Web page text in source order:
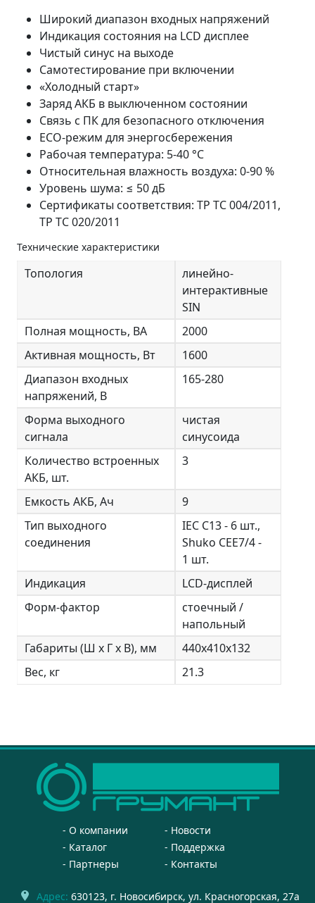
Широкий диапазон входных напряжений
Индикация состояния на LCD дисплее
Чистый синус на выходе
Самотестирование при включении
«Холодный старт»
Заряд АКБ в выключенном состоянии
Связь с ПК для безопасного отключения
ECO-режим для энергосбережения
Рабочая температура: 5-40 °C
Относительная влажность воздуха: 0-90 %
Уровень шума: ≤ 50 дБ
Сертификаты соответствия: ТР ТС 004/2011,
ТР ТС 020/2011
Технические характеристики
Топология
линейно-
интерактивные
SIN
Полная мощность, ВА
2000
Активная мощность, Вт
1600
Диапазон входных
напряжений, В
165-280
Форма выходного
сигнала
чистая
синусоида
Количество встроенных
АКБ, шт.
3
Емкость АКБ, Ач
9
Тип выходного
соединения
IEC C13 - 6 шт.,
Shuko CEE7/4 -
1 шт.
Индикация
LCD-дисплей
Форм-фактор
стоечный /
напольный
Габариты (Ш х Г х В), мм
440х410х132
Вес, кг
21.3
О компании
Новости
Каталог
Поддержка
Партнеры
Контакты
Адрес: 630123, г. Новосибирск, ул. Красногорская, 27а